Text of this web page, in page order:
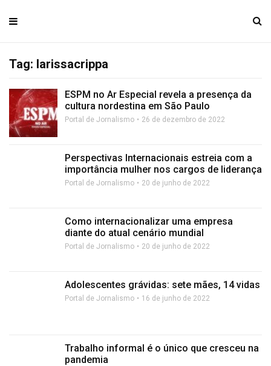
Tag: larissacrippa
ESPM no Ar Especial revela a presença da
cultura nordestina em São Paulo
Portal de Jornalismo 26 de dezembro de 2022
Perspectivas Internacionais estreia com a
importância mulher nos cargos de liderança
Portal de Jornalismo 20 de junho de 2022
Como internacionalizar uma empresa
diante do atual cenário mundial
Portal de Jornalismo 20 de junho de 2022
Adolescentes grávidas: sete mães, 14 vidas
Portal de Jornalismo 16 de junho de 2022
Trabalho informal é o único que cresceu na
pandemia